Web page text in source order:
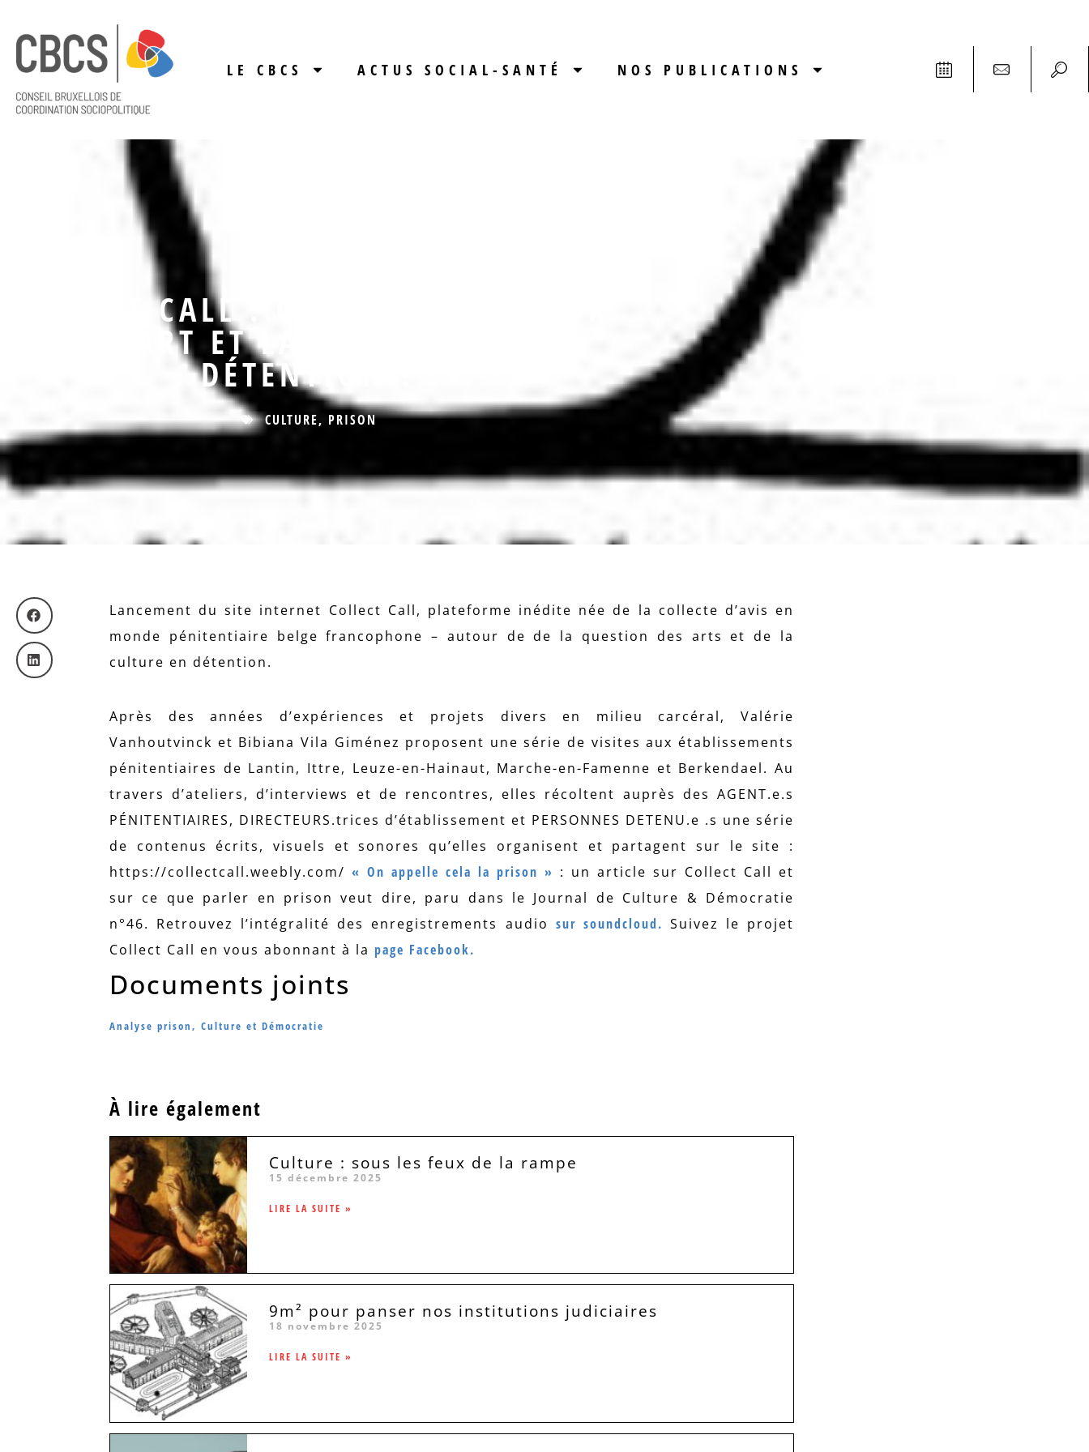
LE CBCS ACTUS SOCIAL-SANTÉ NOS PUBLICATIONS
COLLECT CALL : QUELLE PLACE POUR
L’ART ET LA CULTURE EN
DÉTENTION ?
CULTURE, PRISON
Lancement du site internet Collect Call, plateforme inédite née de la collecte d’avis en
monde pénitentiaire belge francophone – autour de de la question des arts et de la
culture en détention.
Après des années d’expériences et projets divers en milieu carcéral, Valérie
Vanhoutvinck et Bibiana Vila Giménez proposent une série de visites aux établissements
pénitentiaires de Lantin, Ittre, Leuze-en-Hainaut, Marche-en-Famenne et Berkendael. Au
travers d’ateliers, d’interviews et de rencontres, elles récoltent auprès des AGENT.e.s
PÉNITENTIAIRES, DIRECTEURS.trices d’établissement et PERSONNES DETENU.e .s une série
de contenus écrits, visuels et sonores qu’elles organisent et partagent sur le site :
https://collectcall.weebly.com/ « On appelle cela la prison » : un article sur Collect Call et
sur ce que parler en prison veut dire, paru dans le Journal de Culture & Démocratie
n°46. Retrouvez l’intégralité des enregistrements audio sur soundcloud. Suivez le projet
Collect Call en vous abonnant à la page Facebook.
Documents joints
Analyse prison, Culture et Démocratie
À lire également
Culture : sous les feux de la rampe
15 décembre 2025
LIRE LA SUITE »
9m² pour panser nos institutions judiciaires
18 novembre 2025
LIRE LA SUITE »